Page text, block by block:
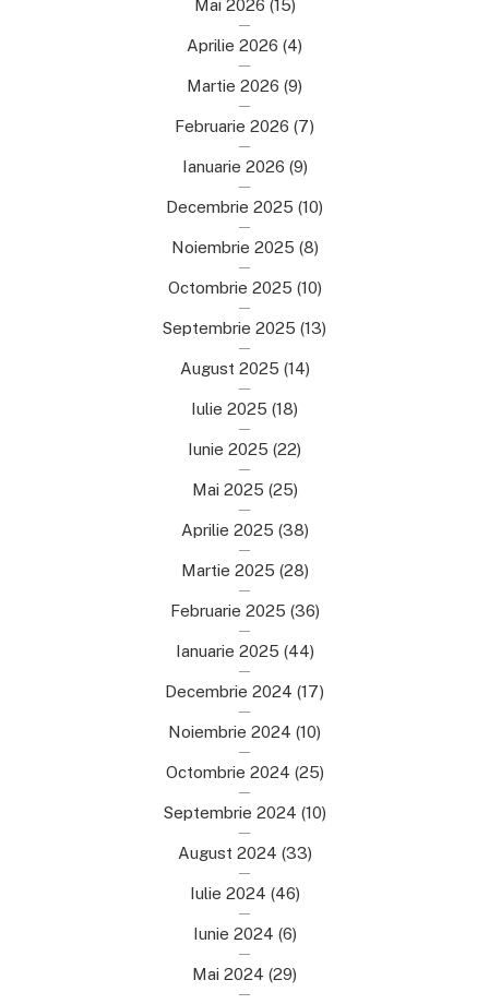
Mai 2026 (15)
Aprilie 2026 (4)
Martie 2026 (9)
Februarie 2026 (7)
Ianuarie 2026 (9)
Decembrie 2025 (10)
Noiembrie 2025 (8)
Octombrie 2025 (10)
Septembrie 2025 (13)
August 2025 (14)
Iulie 2025 (18)
Iunie 2025 (22)
Mai 2025 (25)
Aprilie 2025 (38)
Martie 2025 (28)
Februarie 2025 (36)
Ianuarie 2025 (44)
Decembrie 2024 (17)
Noiembrie 2024 (10)
Octombrie 2024 (25)
Septembrie 2024 (10)
August 2024 (33)
Iulie 2024 (46)
Iunie 2024 (6)
Mai 2024 (29)